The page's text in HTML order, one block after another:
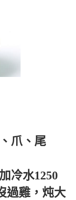
爪、尾
冷水1250
過雞，炖大